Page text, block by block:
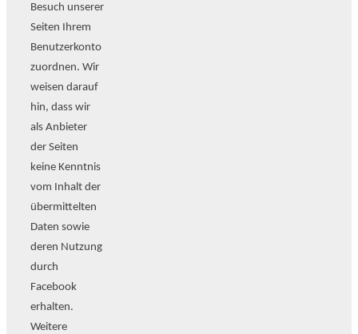
Besuch unserer
Seiten Ihrem
Benutzerkonto
zuordnen. Wir
weisen darauf
hin, dass wir
als Anbieter
der Seiten
keine Kenntnis
vom Inhalt der
übermittelten
Daten sowie
deren Nutzung
durch
Facebook
erhalten.
Weitere